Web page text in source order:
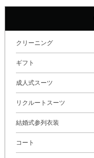
クリーニング
ギフト
成人式スーツ
リクルートスーツ
結婚式参列衣装
コート